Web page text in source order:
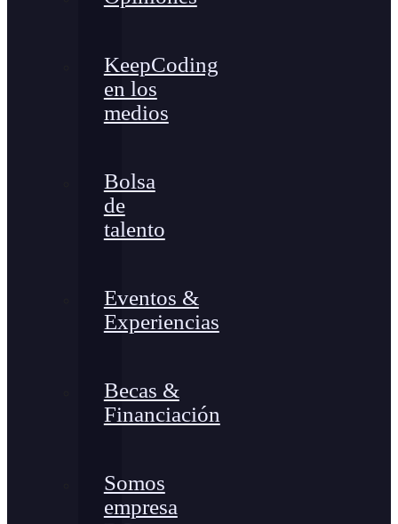
KeepCoding
en los
medios
Bolsa
de
talento
Eventos &
Experiencias
Becas &
Financiación
Somos
empresa